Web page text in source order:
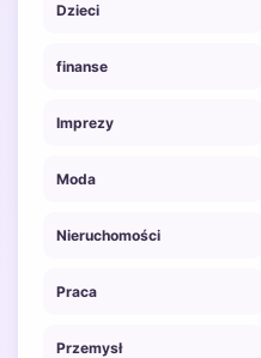
Dzieci
finanse
Imprezy
Moda
Nieruchomości
Praca
Przemysł